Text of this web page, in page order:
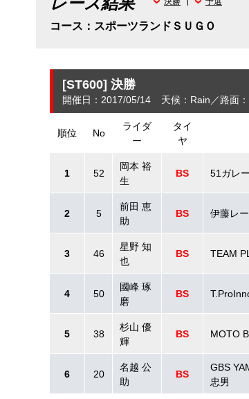
コース：スポーツランドＳＵＧＯ
[ST600] 決勝
開催日：2017/05/14 天候：Rain 路面
順位 No
ライダ
ー
タイ
ヤ
1 52
岡本 裕
生
BS 51ガレ
2 5
前田 恵
助
BS 伊藤レ
3 46
星野 知
也
BS TEAM
4 50
國峰 琢
磨
BS
5 38
杉山 優
輝
BS MOTO
6 20
名越 公
助
BS
GBS
忠男